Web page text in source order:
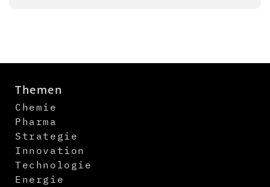
Themen
Chemie
Pharma
Strategie
Innovation
Technologie
Energie